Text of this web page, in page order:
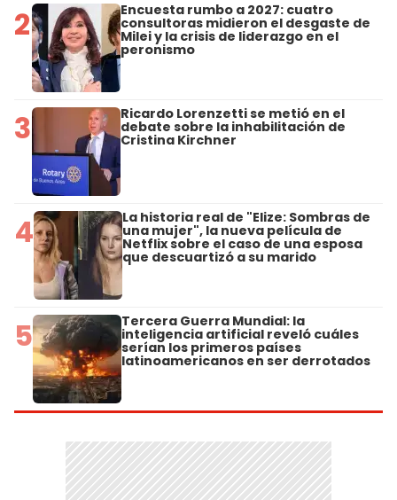
2 Encuesta rumbo a 2027: cuatro
consultoras midieron el desgaste de
Milei y la crisis de liderazgo en el
peronismo
3 Ricardo Lorenzetti se metió en el
debate sobre la inhabilitación de
Cristina Kirchner
4 La historia real de "Elize: Sombras de
una mujer", la nueva película de
Netflix sobre el caso de una esposa
que descuartizó a su marido
5 Tercera Guerra Mundial: la
inteligencia artificial reveló cuáles
serían los primeros países
latinoamericanos en ser derrotados